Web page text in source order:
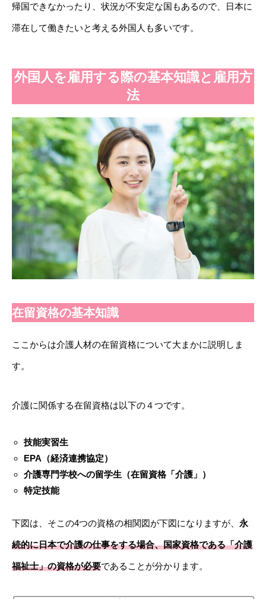
帰国できなかったり、状況が不安定な国もあるので、日本に
滞在して働きたいと考える外国人も多いです。
外国人を雇用する際の基本知識と雇用方
法
在留資格の基本知識
ここからは介護人材の在留資格について大まかに説明しま
す。
介護に関係する在留資格は以下の４つです。
技能実習生
EPA（経済連携協定）
介護専門学校への留学生（在留資格「介護」）
特定技能
下図は、そこの4つの資格の相関図が下図になりますが、 永
続的に日本で介護の仕事をする場合、国家資格である「介護
福祉士」の資格が必要であることが分かります。